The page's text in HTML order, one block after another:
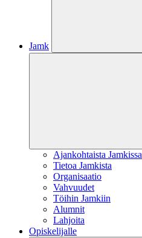
Jamk
Ajankohtaista Jamkissa
Tietoa Jamkista
Organisaatio
Vahvuudet
Töihin Jamkiin
Alumnit
Lahjoita
Opiskelijalle